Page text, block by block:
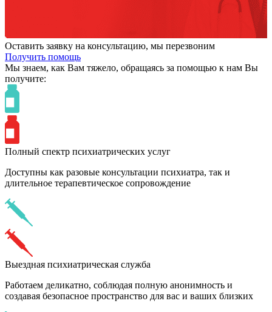
Оставить заявку на консультацию, мы перезвоним
Получить помощь
Мы знаем, как Вам тяжело, обращаясь за помощью к нам Вы
получите:
Полный спектр психиатрических услуг
Доступны как разовые консультации психиатра, так и
длительное терапевтическое сопровождение
Выездная психиатрическая служба
Работаем деликатно, соблюдая полную анонимность и
создавая безопасное пространство для вас и ваших близких